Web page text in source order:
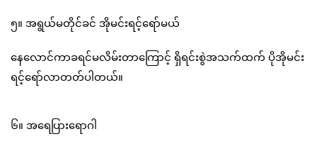
၅။ အရွယ်မတိုင်ခင် အိုမင်းရင့်ရော်မယ်
နေလောင်ကာခရင်မလိမ်းတာကြောင့် ရှိရင်းစွဲအသက်ထက် ပိုအိုမင်း
ရင့်ရော်လာတတ်ပါတယ်။
၆။ အရေပြားရောဂါ